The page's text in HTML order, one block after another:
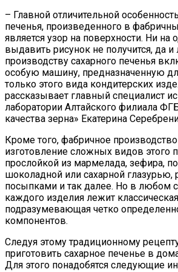
– Главной отличительной
печенья, произведенного в
является узор на поверхности. Ни на
выдавить рисунок не получится, да и
производству сахарного печенья
особую машину, предназначенную
только этого вида кондитерских
рассказывает главный специалист
лаборатории Алтайского филиала
качества зерна» Екатерина
Кроме того, фабричное
изготовление сложных видов этого
прослойкой из мармелада, зефира,
шоколадной или сахарной глазурью,
посыпками и так далее. Но в любом
каждого изделия лежит
подразумевающая четко
компонентов.
Следуя этому традиционному
приготовить сахарное печенье в
Для этого понадобятся следующие